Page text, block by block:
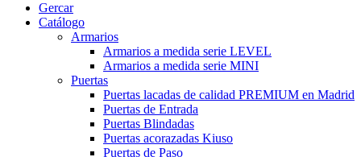
Gercar
Catálogo
Armarios
Armarios a medida serie LEVEL
Armarios a medida serie MINI
Puertas
Puertas lacadas de calidad PREMIUM en Madrid
Puertas de Entrada
Puertas Blindadas
Puertas acorazadas Kiuso
Puertas de Paso